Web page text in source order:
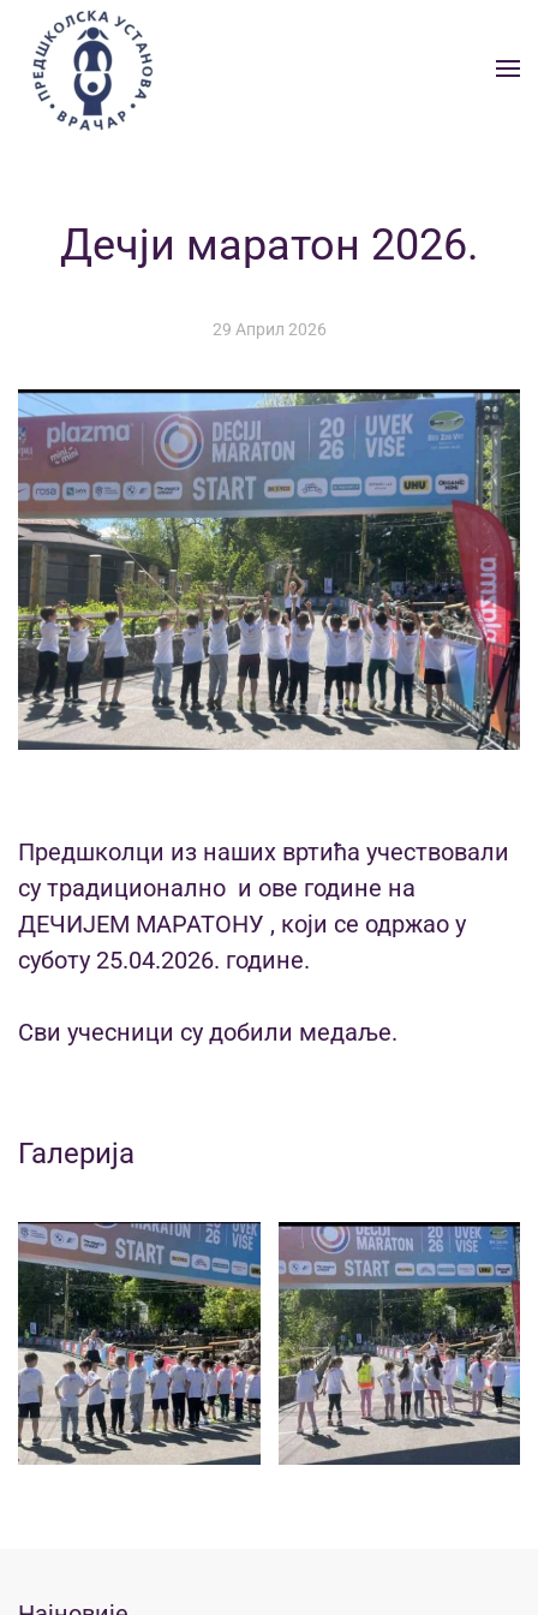
Skip to main content
Дечји маратон 2026.
29 Април 2026
Предшколци из наших вртића учествовали
су традиционално и ове године на
ДЕЧИЈЕМ МАРАТОНУ , који се одржао у
суботу 25.04.2026. године.
Сви учесници су добили медаље.
Галерија